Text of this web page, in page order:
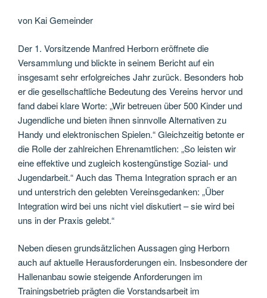
von Kai Gemeinder
Der 1. Vorsitzende Manfred Herborn eröffnete die
Versammlung und blickte in seinem Bericht auf ein
insgesamt sehr erfolgreiches Jahr zurück. Besonders hob
er die gesellschaftliche Bedeutung des Vereins hervor und
fand dabei klare Worte: „Wir betreuen über 500 Kinder und
Jugendliche und bieten ihnen sinnvolle Alternativen zu
Handy und elektronischen Spielen.“ Gleichzeitig betonte er
die Rolle der zahlreichen Ehrenamtlichen: „So leisten wir
eine effektive und zugleich kostengünstige Sozial- und
Jugendarbeit.“ Auch das Thema Integration sprach er an
und unterstrich den gelebten Vereinsgedanken: „Über
Integration wird bei uns nicht viel diskutiert – sie wird bei
uns in der Praxis gelebt.“
Neben diesen grundsätzlichen Aussagen ging Herborn
auch auf aktuelle Herausforderungen ein. Insbesondere der
Hallenanbau sowie steigende Anforderungen im
Trainingsbetrieb prägten die Vorstandsarbeit im